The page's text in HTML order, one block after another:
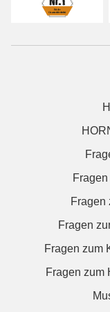
Fragen
Fragen
Fragen zum
Fragen zum